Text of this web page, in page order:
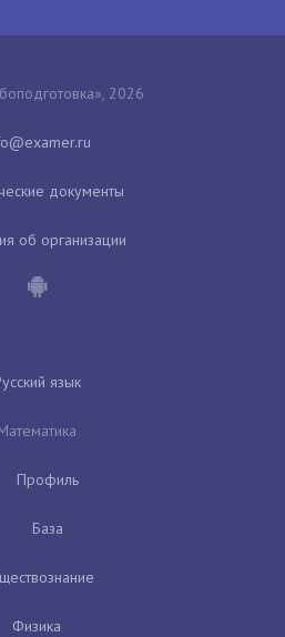
2026
документы
об организации
язык
Профиль
База
Физика